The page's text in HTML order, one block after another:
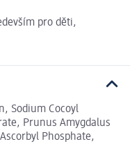
pro děti,
Sodium Cocoyl
Prunus Amygdalus
Phosphate,